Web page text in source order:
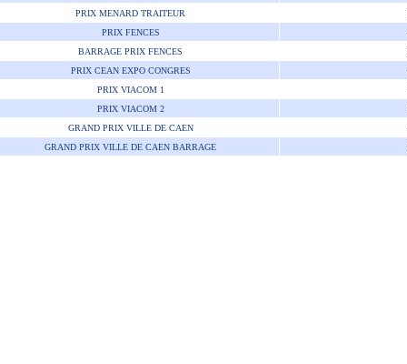
PRIX MENARD TRAITEUR
PRIX FENCES
BARRAGE PRIX FENCES
PRIX CEAN EXPO CONGRES
PRIX VIACOM 1
PRIX VIACOM 2
GRAND PRIX VILLE DE CAEN
GRAND PRIX VILLE DE CAEN BARRAGE